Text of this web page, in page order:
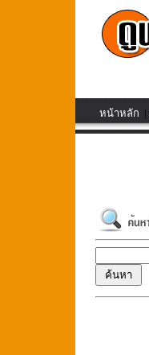
หน้าหลัก |